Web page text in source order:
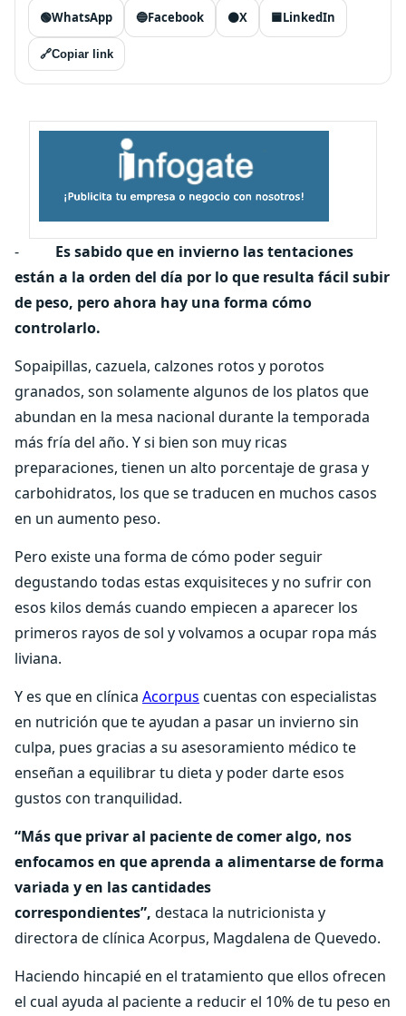
🟢WhatsApp 🔵Facebook ⚫X 🟦LinkedIn
🔗Copiar link
- Es sabido que en invierno las tentaciones
están a la orden del día por lo que resulta fácil subir
de peso, pero ahora hay una forma cómo
controlarlo.
Sopaipillas, cazuela, calzones rotos y porotos
granados, son solamente algunos de los platos que
abundan en la mesa nacional durante la temporada
más fría del año. Y si bien son muy ricas
preparaciones, tienen un alto porcentaje de grasa y
carbohidratos, los que se traducen en muchos casos
en un aumento peso.
Pero existe una forma de cómo poder seguir
degustando todas estas exquisiteces y no sufrir con
esos kilos demás cuando empiecen a aparecer los
primeros rayos de sol y volvamos a ocupar ropa más
liviana.
Y es que en clínica Acorpus cuentas con especialistas
en nutrición que te ayudan a pasar un invierno sin
culpa, pues gracias a su asesoramiento médico te
enseñan a equilibrar tu dieta y poder darte esos
gustos con tranquilidad.
“Más que privar al paciente de comer algo, nos
enfocamos en que aprenda a alimentarse de forma
variada y en las cantidades
correspondientes”, destaca la nutricionista y
directora de clínica Acorpus, Magdalena de Quevedo.
Haciendo hincapié en el tratamiento que ellos ofrecen
el cual ayuda al paciente a reducir el 10% de tu peso en